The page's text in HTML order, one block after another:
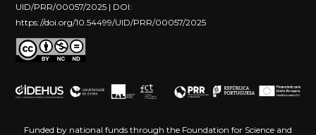
UID/PRR/00057/2025 | DOI:
https://doi.org/10.54499/UID/PRR/00057/2025
Funded by national funds through the Foundation for Science and